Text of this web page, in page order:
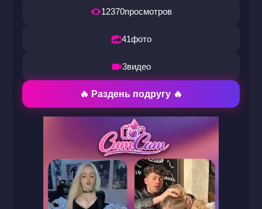
12370просмотров
41фото
3видео
🔥 Раздень подругу 🔥